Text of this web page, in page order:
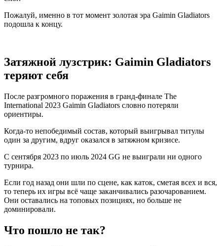
Пожалуй, именно в тот момент золотая эра Gaimin Gladiators
подошла к концу.
Затяжной лузстрик: Gaimin Gladiators
теряют себя
После разгромного поражения в гранд-финале The
International 2023 Gaimin Gladiators словно потеряли
ориентиры.
Когда-то непобедимый состав, который выигрывал титулы
один за другим, вдруг оказался в затяжном кризисе.
С сентября 2023 по июль 2024 GG не выиграли ни одного
турнира.
Если год назад они шли по сцене, как каток, сметая всех и вся,
то теперь их игры всё чаще заканчивались разочарованием.
Они оставались на топовых позициях, но больше не
доминировали.
Что пошло не так?